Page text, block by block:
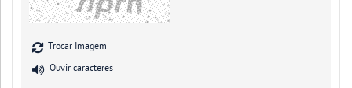
Trocar Imagem
Ouvir caracteres